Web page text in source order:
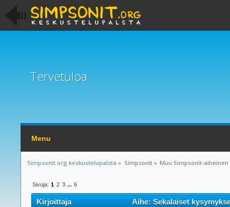
Tervetuloa
Menu
Simpsonit.org keskustelupalsta » Simpsonit» Muu Simpsonit-aiheinen
Sivuja: 1 2 3 ... 6
Kirjoittaja Aihe: Sekalaiset